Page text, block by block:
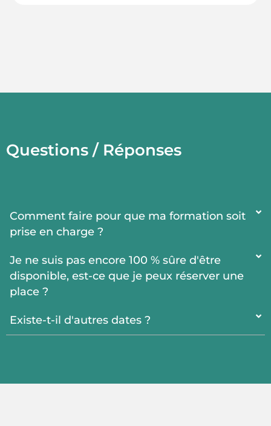
Questions / Réponses
Comment faire pour que ma formation soit
prise en charge ?
Je ne suis pas encore 100 % sûre d'être
disponible, est-ce que je peux réserver une
place ?
Existe-t-il d'autres dates ?